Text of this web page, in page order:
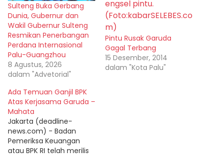
Sulteng Buka Gerbang
Dunia, Gubernur dan
Wakil Gubernur Sulteng
Resmikan Penerbangan
Perdana Internasional
Palu-Guangzhou
8 Agustus, 2026
dalam "Advetorial"
Pintu Rusak Garuda
Gagal Terbang
15 Desember, 2014
dalam "Kota Palu"
Ada Temuan Ganjil BPK
Atas Kerjasama Garuda –
Mahata
Jakarta (deadline-
news.com) - Badan
Pemeriksa Keuangan
atau BPK RI telah merilis